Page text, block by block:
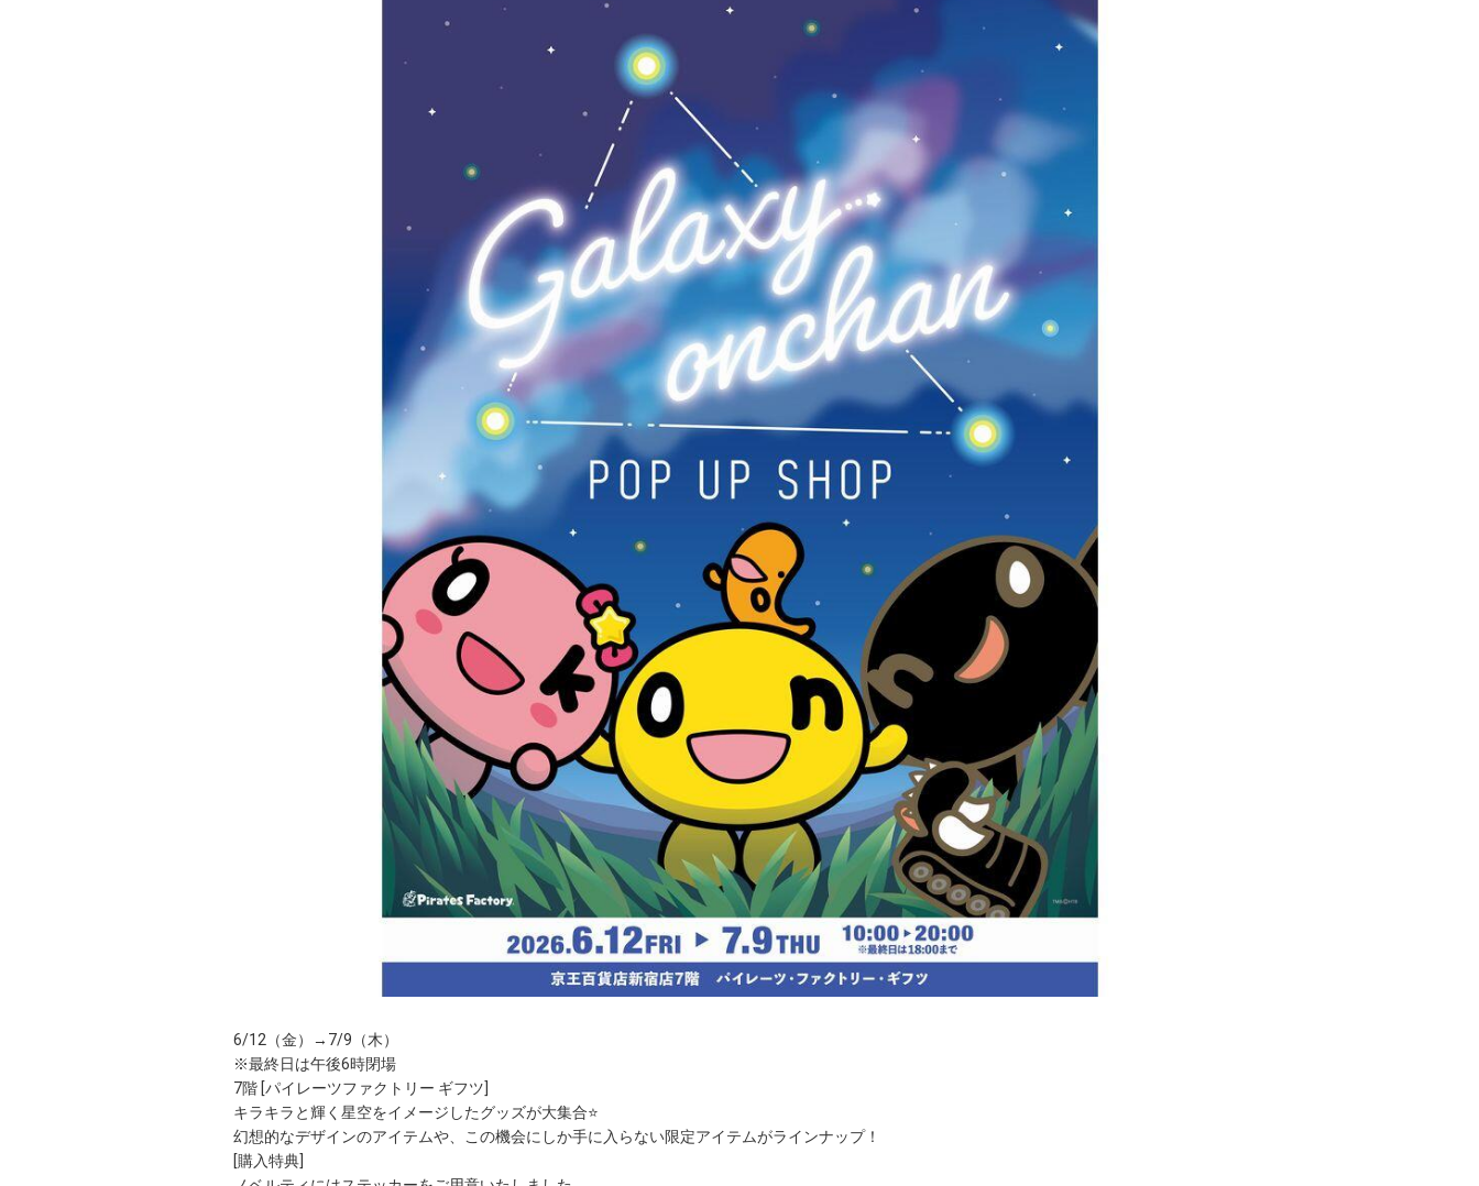
6/12（金）→7/9（木）
※最終日は午後6時閉場
7階 [パイレーツファクトリー ギフツ]
キラキラと輝く星空をイメージしたグッズが大集合⭐
幻想的なデザインのアイテムや、この機会にしか手に入らない限定アイテムがラインナップ！
[購入特典]